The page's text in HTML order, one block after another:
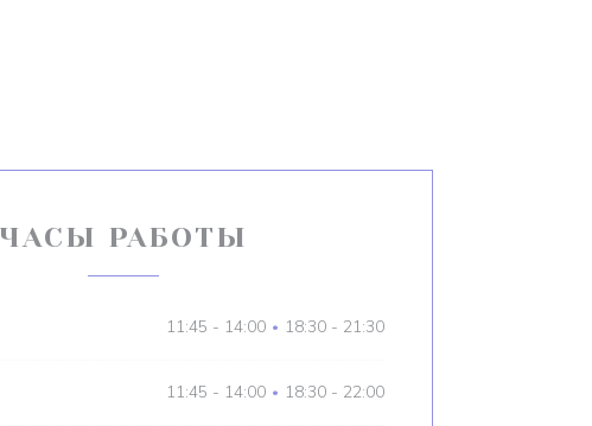
ЧАСЫ РАБОТЫ
11:45 - 14:00 • 18:30 - 21:30
11:45 - 14:00 • 18:30 - 22:00